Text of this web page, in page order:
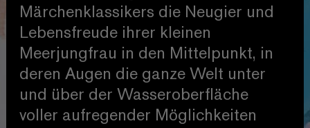
Märchenklassikers die Neugier und
Lebensfreude ihrer kleinen
Meerjungfrau in den Mittelpunkt, in
deren Augen die ganze Welt unter
und über der Wasseroberfläche
voller aufregender Möglichkeiten